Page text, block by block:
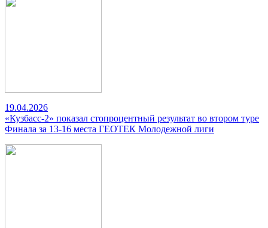
19.04.2026
«Кузбасс-2» показал стопроцентный результат во втором туре
Финала за 13-16 места ГЕОТЕК Молодежной лиги